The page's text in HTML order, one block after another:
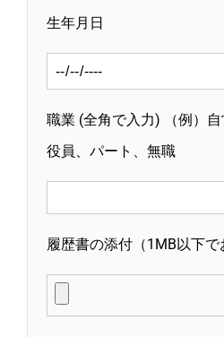
生年月日
職業 (全角で入力) （例）
役員、パート、無職
履歴書の添付（1MB以下で